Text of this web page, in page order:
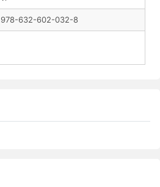
978-632-602-032-8